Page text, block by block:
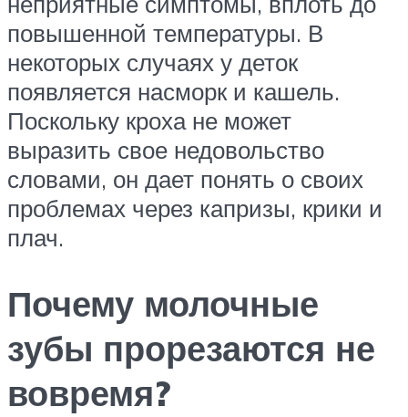
повышенной температуры. В
некоторых случаях у деток
появляется насморк и кашель.
Поскольку кроха не может
выразить свое недовольство
словами, он дает понять о своих
проблемах через капризы, крики и
плач.
Почему молочные
зубы прорезаются не
вовремя?